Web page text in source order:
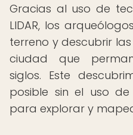
Gracias al uso de
LIDAR, los
terreno y descubrir
ciudad que
siglos. Este
posible sin el uso
para explorar y